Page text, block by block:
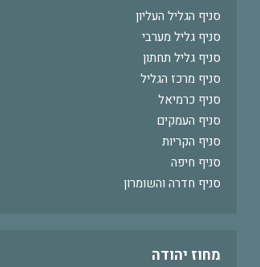
סניף הגליל העליון
סניף גליל מערבי
סניף גליל תחתון
סניף מרכז הגליל
סניף כרמיאל
סניף העמקים
סניף הקריות
סניף חיפה
סניף חדרה והשומרון
מחוז יהודה